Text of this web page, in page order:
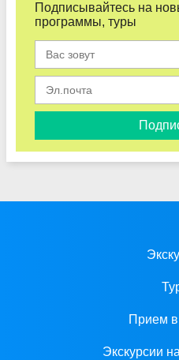
Подписывайтесь на
программы, туры
Прием
Экскурсии